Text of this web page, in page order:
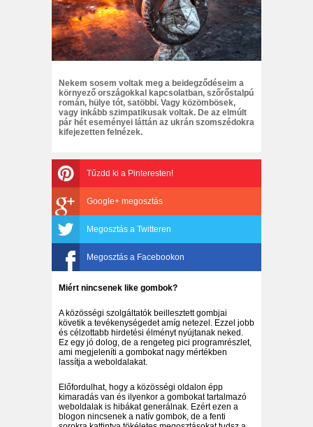
Nekem sosem voltak meg a beidegződéseim a
környező országokkal kapcsolatban, szőrőstalpú
román, hülye tót, satöbbi. Vagy közömbösek,
vagy inkább szimpatikusak voltak. De az elmúlt
pár hét eseményei láttán az ukrán szomszédokra
kifejezetten felnézek.
Tűzdd ki a Pinteresten!
Google+ megosztás
Megosztás a Twitteren
Megosztás a Facebookon
Miért nincsenek like gombok?
A közösségi szolgáltatók beillesztett gombjai
követik a tevékenységedet amíg netezel. Ezzel jobb
és célzottabb hirdetési élményt nyújtanak neked.
Ez egy jó dolog, de a rengeteg pici programrészlet,
ami megjeleníti a gombokat nagy mértékben
lassítja a weboldalakat.
Előfordulhat, hogy a közösségi oldalon épp
kimaradás van és ilyenkor a gombokat tartalmazó
weboldalak is hibákat generálnak. Ezért ezen a
blogon nincsenek a natív gombok, de a fenti